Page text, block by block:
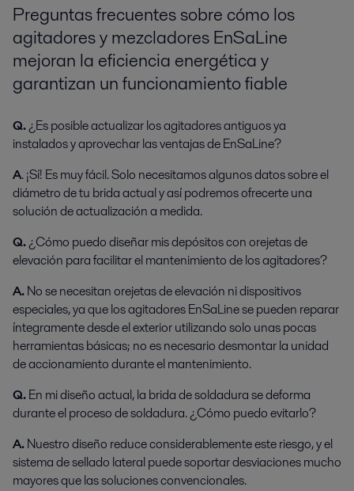
Preguntas frecuentes sobre cómo los
agitadores y mezcladores EnSaLine
mejoran la eficiencia energética y
garantizan un funcionamiento fiable
Q.¿Es posible actualizar los agitadores antiguos ya
instalados y aprovechar las ventajas de EnSaLine?
A. ¡Sí! Es muy fácil. Solo necesitamos algunos datos sobre el
diámetro de tu brida actual y así podremos ofrecerte una
solución de actualización a medida.
Q.¿Cómo puedo diseñar mis depósitos con orejetas de
elevación para facilitar el mantenimiento de los agitadores?
A.No se necesitan orejetas de elevación ni dispositivos
especiales, ya que los agitadores EnSaLine se pueden reparar
íntegramente desde el exterior utilizando solo unas pocas
herramientas básicas; no es necesario desmontar la unidad
de accionamiento durante el mantenimiento.
Q.En mi diseño actual, la brida de soldadura se deforma
durante el proceso de soldadura. ¿Cómo puedo evitarlo?
A.Nuestro diseño reduce considerablemente este riesgo, y el
sistema de sellado lateral puede soportar desviaciones mucho
mayores que las soluciones convencionales.